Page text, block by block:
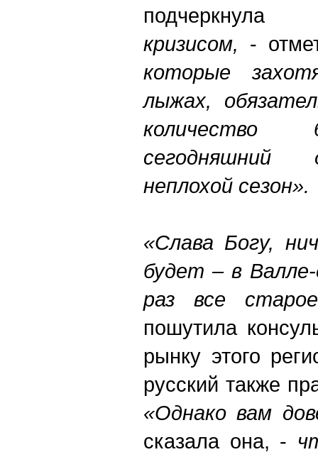
кризисом, -
которые
лыжах,
количество
сегодняшний
неплохой сезон».
«Слава Богу,
будет – в
раз все
пошутила
рынку этого
русский также
«Однако вам
сказала она, -